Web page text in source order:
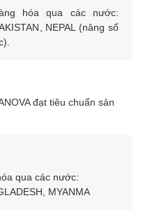
hóa qua các nước:
NEPAL (nâng số
đạt tiêu chuẩn sản
qua các nước:
MYANMA